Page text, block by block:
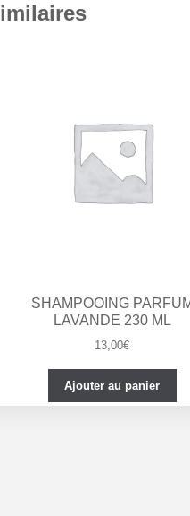
SHAMPOOING
LAVANDE 230 ML
13,00€
Ajouter au panier